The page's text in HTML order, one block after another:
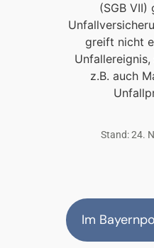
(SGB VII)
greift nicht
z.B. auch
Stand: 24.
Im